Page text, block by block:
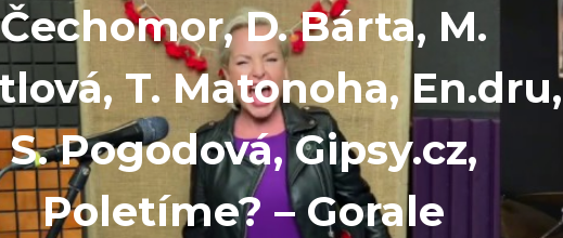
Čechomor, D. Bárta, M.
T. Matonoha, En.dru,
S. Pogodová, Gipsy.cz,
Poletíme? – Gorale